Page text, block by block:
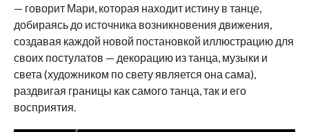
— говорит Мари, которая находит истину в танце,
добираясь до источника возникновения движения,
создавая каждой новой постановкой иллюстрацию для
своих постулатов — декорацию из танца, музыки и
света (художником по свету является она сама),
раздвигая границы как самого танца, так и его
восприятия.